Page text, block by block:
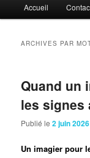
principal
Accueil
ARCHIVES PAR
Quand un
les signes
Publié le2 juin 2026
Un imagier pour